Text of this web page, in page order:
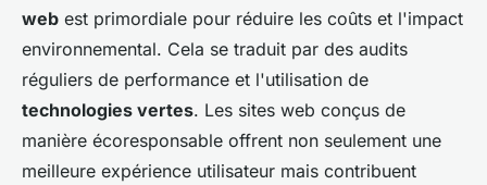
web est primordiale pour réduire les coûts et l'impact
environnemental. Cela se traduit par des audits
réguliers de performance et l'utilisation de
technologies vertes. Les sites web conçus de
manière écoresponsable offrent non seulement une
meilleure expérience utilisateur mais contribuent